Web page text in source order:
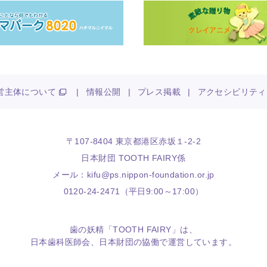
主体について | 情報公開 | プレス掲載 | アクセシビリティ
〒107-8404 東京都港区赤坂１-2-2
日本財団 TOOTH FAIRY係
メール： kifu@ps.nippon-foundation.or.jp
0120-24-2471（平日9:00～17:00）
歯の妖精「TOOTH FAIRY」は、
日本歯科医師会
日本財団の協働で運営しています。